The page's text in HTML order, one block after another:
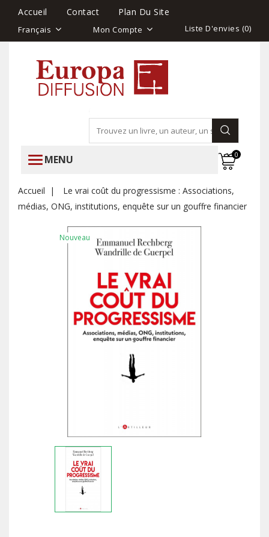
Accueil Contact Plan Du Site
Français Mon Compte Liste D'envies (0)
MENU 0
Accueil
Le vrai coût du progressisme : Associations,
médias, ONG, institutions, enquête sur un gouffre financier
Nouveau